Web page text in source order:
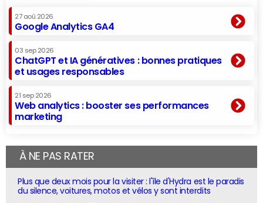
27 aoû 2026
Google Analytics GA4
03 sep 2026
ChatGPT et IA génératives : bonnes pratiques
et usages responsables
21 sep 2026
Web analytics : booster ses performances
marketing
À NE PAS RATER
Plus que deux mois pour la visiter : l'île d'Hydra est le paradis
du silence, voitures, motos et vélos y sont interdits